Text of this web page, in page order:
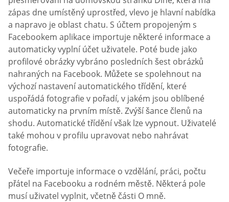
zápas dne umístěný uprostřed, vlevo je hlavní nabídka
a napravo je oblast chatu. S účtem propojeným s
Facebookem aplikace importuje některé informace a
automaticky vyplní účet uživatele. Poté bude jako
profilové obrázky vybráno posledních šest obrázků
nahraných na Facebook. Můžete se spolehnout na
výchozí nastavení automatického třídění, které
uspořádá fotografie v pořadí, v jakém jsou oblíbené
automaticky na prvním místě. Zvýší šance členů na
shodu. Automatické třídění však lze vypnout. Uživatelé
také mohou v profilu upravovat nebo nahrávat
fotografie.
Večeře importuje informace o vzdělání, práci, počtu
přátel na Facebooku a rodném městě. Některá pole
musí uživatel vyplnit, včetně části O mně.